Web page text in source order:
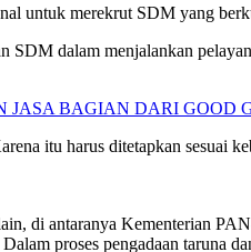
untuk merekrut SDM yang
SDM dalam menjalankan
JASA BAGIAN DARI GOOD
itu harus ditetapkan sesuai
di antaranya Kementerian
proses pengadaan taruna